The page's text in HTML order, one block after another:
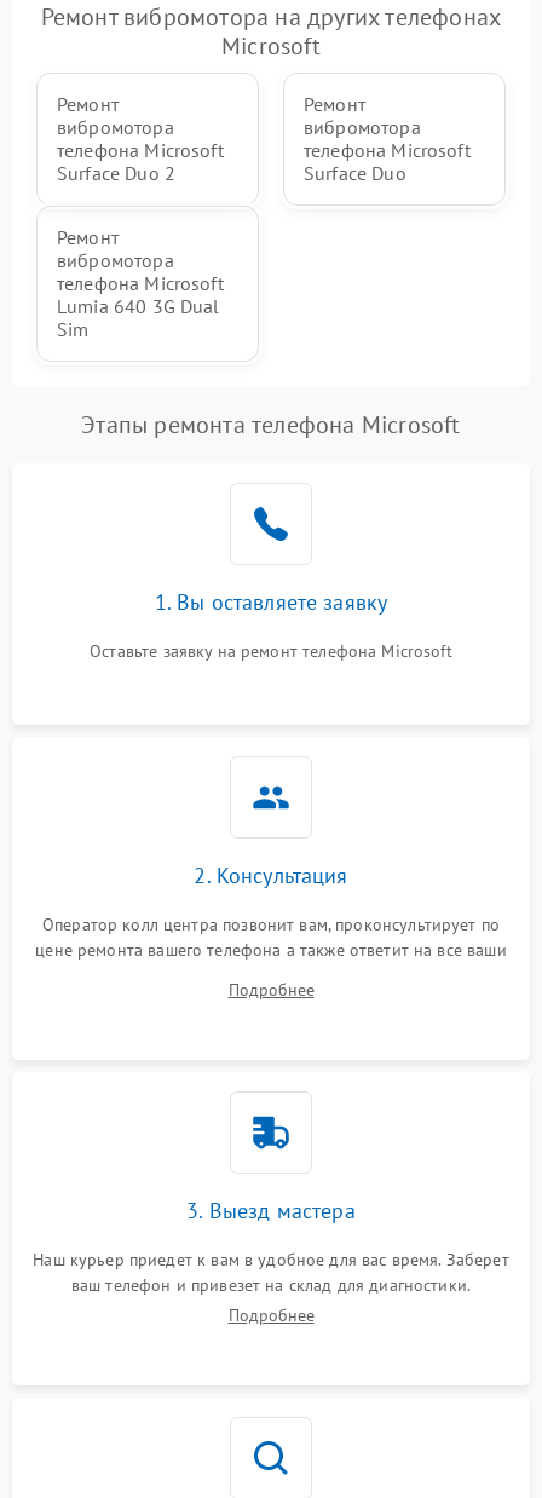
Ремонт вибромотора на других телефонах
Microsoft
Ремонт
вибромотора
телефона Microsoft
Surface Duo 2
Ремонт
вибромотора
телефона Microsoft
Surface Duo
Ремонт
вибромотора
телефона Microsoft
Lumia 640 3G Dual
Sim
Этапы ремонта телефона Microsoft
1. Вы оставляете заявку
Оставьте заявку на ремонт телефона Microsoft
2. Консультация
Оператор колл центра позвонит вам, проконсультирует по
цене ремонта вашего телефона а также ответит на все ваши
Подробнее
3. Выезд мастера
Наш курьер приедет к вам в удобное для вас время. Заберет
ваш телефон и привезет на склад для диагностики.
Подробнее